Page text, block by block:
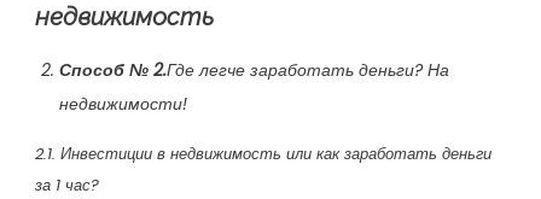
недвижимость
Способ № 2.Где легче заработать деньги? На
недвижимости!
2.1. Инвестиции в недвижимость или как заработать деньги
за 1 час?